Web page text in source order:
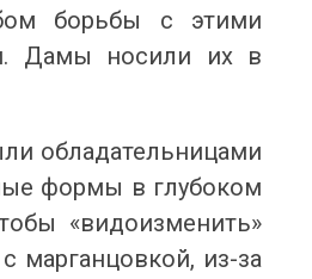
ВИБІР
тому
зараз тренд не про “або-або”. У
Читати далі →
борьбы с этими
Дамы носили их в
обладательницами
формы в глубоком
«видоизменить»
марганцовкой, из-за